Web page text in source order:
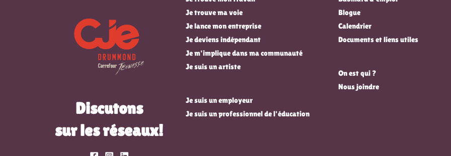
Discutons
sur les réseaux!
Je trouve ma voie
Je lance mon entreprise
Je deviens indépendant
Je m'implique dans ma communauté
Je suis un artiste
Je suis un employeur
Je suis un professionnel de l'éducation
Blogue
Calendrier
Documents et liens utiles
On est qui ?
Nous joindre